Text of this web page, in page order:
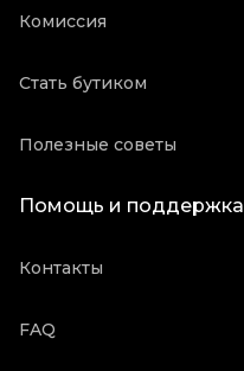
Комиссия
Стать бутиком
Полезные советы
Помощь и поддержка
Контакты
FAQ